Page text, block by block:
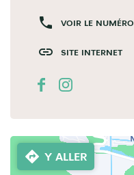
VOIR LE NUMÉRO
SITE INTERNET
Y ALLER